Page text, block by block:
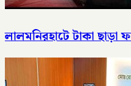
লালমনিরহাটে টাকা